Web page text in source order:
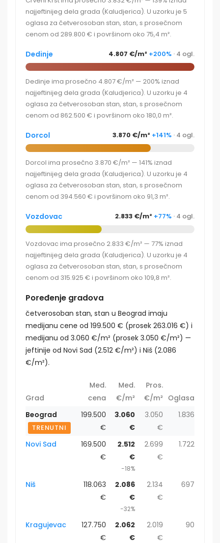
najjeftinijeg dela grada (Kaludjerica). U uzorku je 5
oglasa za četverosoban stan, stan, s prosečnom
cenom od 289.800 € i površinom oko 75,4 m².
Dedinje 4.807 €/m² +200% · 4 ogl.
Dedinje ima prosečno 4.807 €/m² — 200% iznad
najjeftinijeg dela grada (Kaludjerica). U uzorku je 4
oglasa za četverosoban stan, stan, s prosečnom
cenom od 862.500 € i površinom oko 180,0 m².
Dorcol 3.870 €/m² +141% · 4 ogl.
Dorcol ima prosečno 3.870 €/m² — 141% iznad
najjeftinijeg dela grada (Kaludjerica). U uzorku je 4
oglasa za četverosoban stan, stan, s prosečnom
cenom od 394.560 € i površinom oko 91,3 m².
Vozdovac 2.833 €/m² +77% · 4 ogl.
Vozdovac ima prosečno 2.833 €/m² — 77% iznad
najjeftinijeg dela grada (Kaludjerica). U uzorku je 4
oglasa za četverosoban stan, stan, s prosečnom
cenom od 315.925 € i površinom oko 109,8 m².
Poređenje gradova
četverosoban stan, stan u Beograd imaju
medijanu cene od 199.500 € (prosek 263.016 €) i
medijanu od 3.060 €/m² (prosek 3.050 €/m²) —
jeftinije od Novi Sad (2.512 €/m²) i Niš (2.086
€/m²).
Grad
Med.
cena
Med.
€/m²
Pros.
€/m² Oglasa
Beograd
TRENUTNI
199.500
€
3.060
€
3.050
€
1.836
Novi Sad
169.500
€
2.512
€
-18%
2.699
€
1.722
Niš
118.063
€
2.086
€
-32%
2.134
€
697
Kragujevac
127.750
€
2.062
€
2.019
€
90